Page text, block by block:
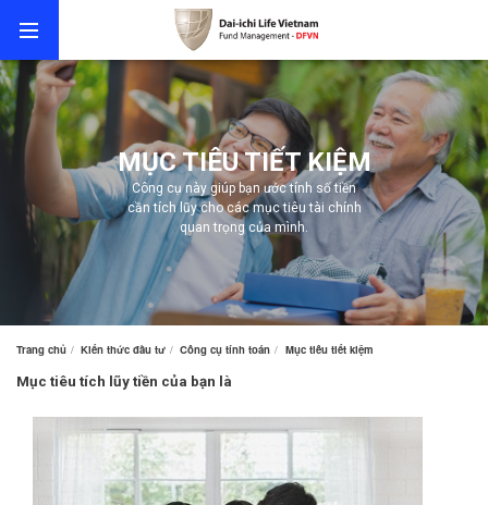
MỤC TIÊU TIẾT KIỆM
Công cụ này giúp bạn ước tính số tiền
cần tích lũy cho các mục tiêu tài chính
quan trọng của mình.
Trang chủ Kiến thức đầu tư Công cụ tính toán Mục tiêu tiết kiệm
Mục tiêu tích lũy tiền của bạn là